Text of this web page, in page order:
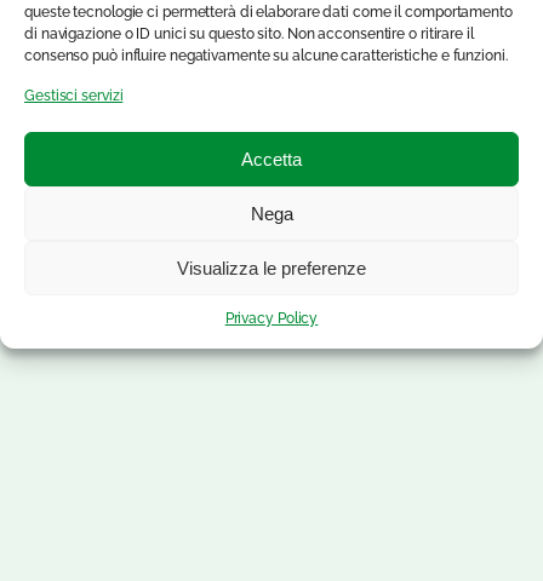
queste tecnologie ci permetterà di elaborare dati come il comportamento
di navigazione o ID unici su questo sito. Non acconsentire o ritirare il
consenso può influire negativamente su alcune caratteristiche e funzioni.
Gestisci servizi
Accetta
Nega
Visualizza le preferenze
Privacy Policy